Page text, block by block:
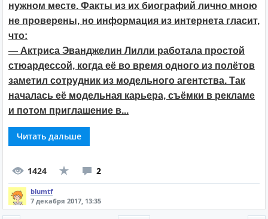
нужном месте. Факты из их биографий лично мною
не проверены, но информация из интернета гласит,
что:
— Актриса Эванджелин Лилли работала простой
стюардессой, когда её во время одного из полётов
заметил сотрудник из модельного агентства. Так
началась её модельная карьера, съёмки в рекламе
и потом приглашение в...
Читать дальше
1424 2
blumtf
7 декабря 2017, 13:35